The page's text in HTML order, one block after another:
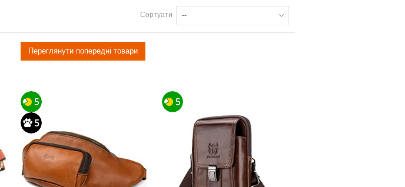
Сортуати --
Переглянути попередні товари